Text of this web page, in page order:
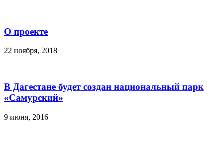
О проекте
22 ноября, 2018
В Дагестане будет создан национальный парк
«Самурский»
9 июня, 2016